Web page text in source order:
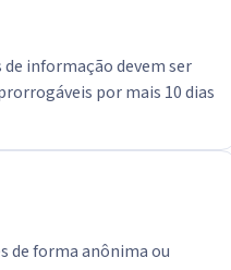
de informação devem ser
por mais 10 dias
de forma anônima ou